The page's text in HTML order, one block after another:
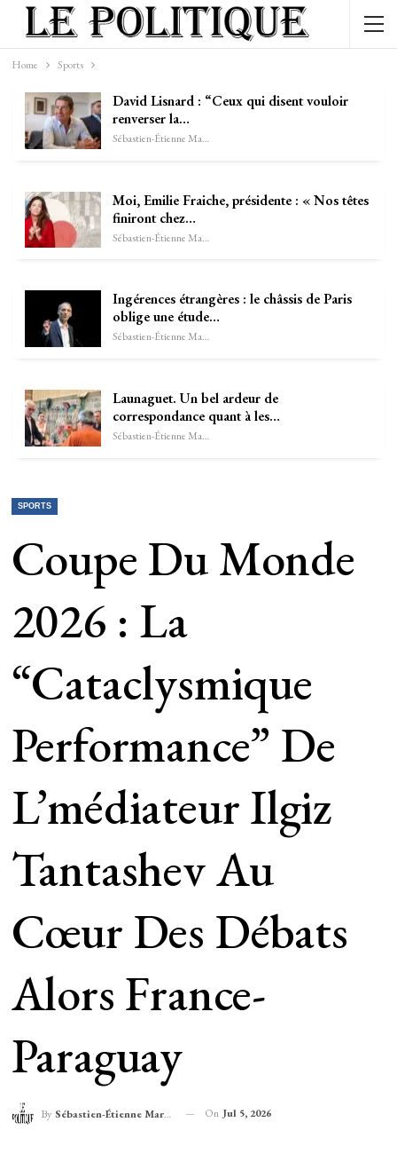
Home Sports
David Lisnard : “Ceux qui disent vouloir
renverser la…
Sébastien-Étienne Marechal
Moi, Emilie Fraiche, présidente : « Nos têtes
finiront chez…
Sébastien-Étienne Marechal
Ingérences étrangères : le châssis de Paris
oblige une étude…
Sébastien-Étienne Marechal
Launaguet. Un bel ardeur de
correspondance quant à les…
Sébastien-Étienne Marechal
SPORTS
Coupe Du Monde
2026 : La
“cataclysmique
Performance” De
L’médiateur Ilgiz
Tantashev Au
Cœur Des Débats
Alors France-
Paraguay
By Sébastien-Étienne Marechal On Jul 5, 2026